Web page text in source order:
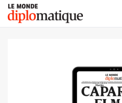
Skip
content
Le monde diplomatique